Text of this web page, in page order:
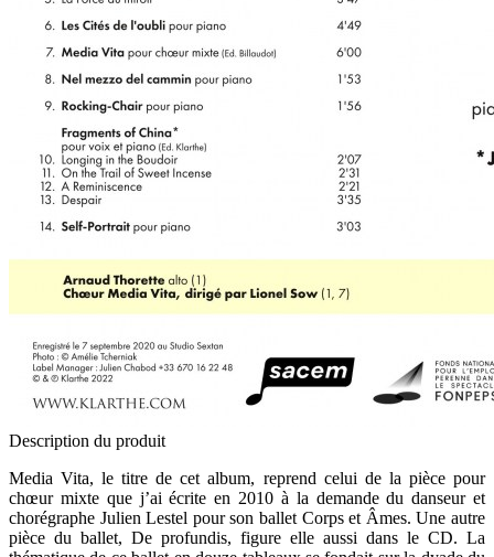
Description du produit
Media Vita, le titre de cet album, reprend celui de la pièce pour
chœur mixte que j’ai écrite en 2010 à la demande du danseur et
chorégraphe Julien Lestel pour son ballet Corps et Âmes. Une autre
pièce du ballet, De profundis, figure elle aussi dans le CD. La